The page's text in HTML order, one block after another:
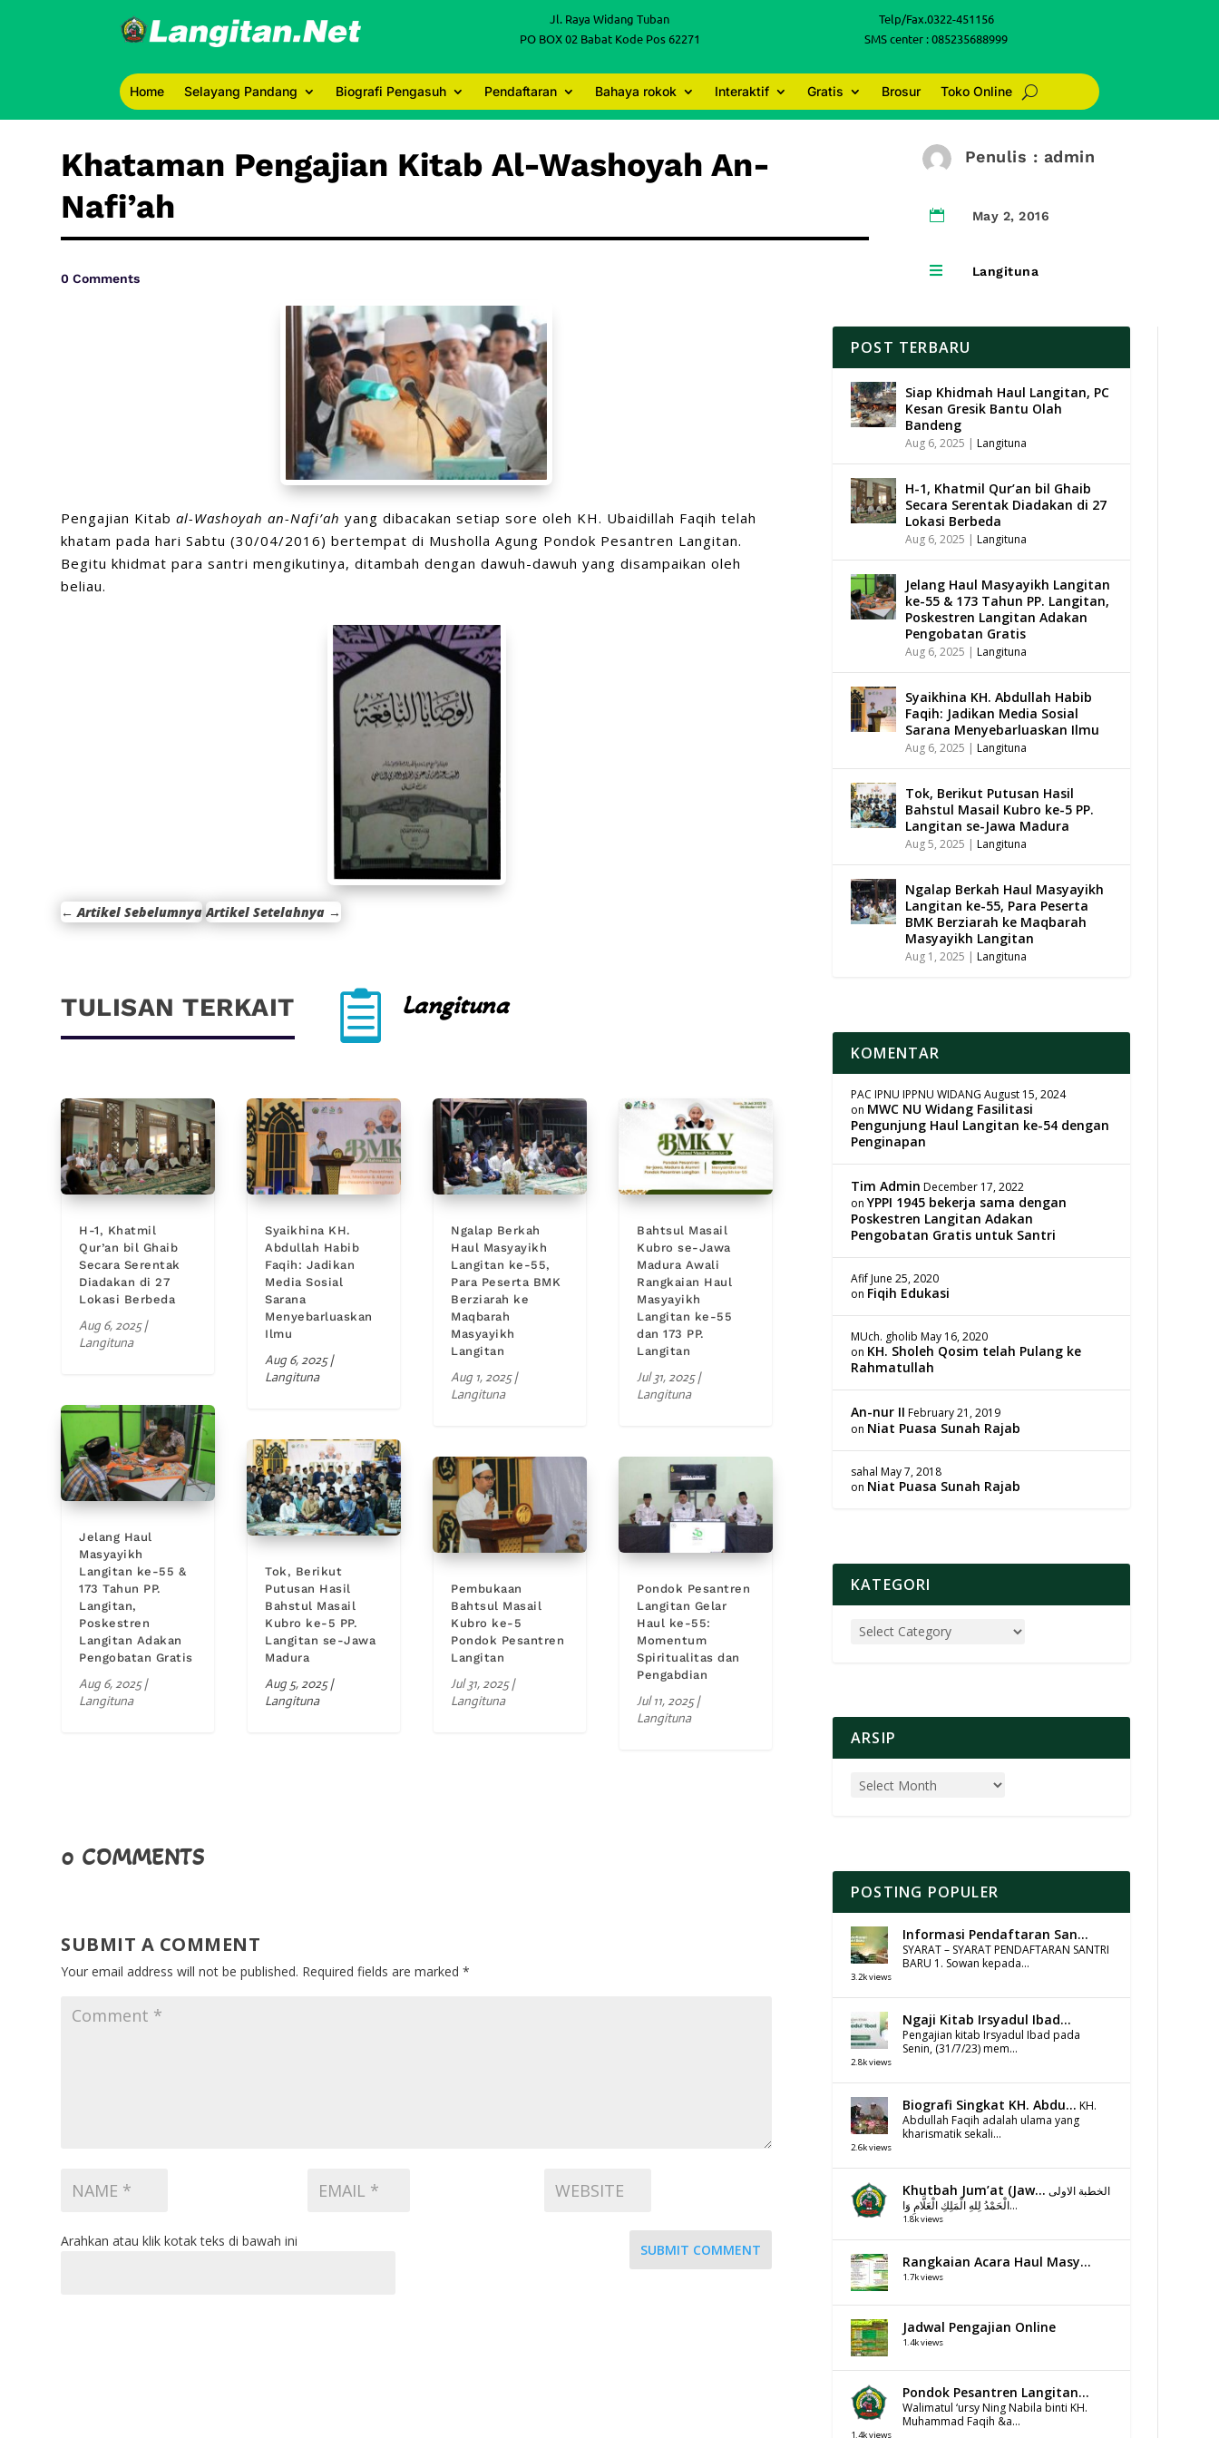
Jl. Raya Widang Tuban
PO BOX 02 Babat Kode Pos 62271
Telp/Fax.0322-451156
SMS center : 085235688999
Home Selayang Pandang Biografi Pengasuh Pendaftaran Bahaya rokok Interaktif Gratis Brosur Toko Online
Khataman Pengajian Kitab Al-Washoyah An-
Nafi’ah
0 Comments
Penulis : admin
 May 2, 2016
 Langituna
Pengajian Kitabal-Washoyah an-Nafi’ah yang dibacakan setiap sore oleh KH. Ubaidillah Faqih telah
khatam pada hari Sabtu (30/04/2016) bertempat di Musholla Agung Pondok Pesantren Langitan.
Begitu khidmat para santri mengikutinya, ditambah dengan dawuh-dawuh yang disampaikan oleh
beliau.
←Artikel Sebelumnya Artikel Setelahnya →
TULISAN TERKAIT  Langituna
H-1, Khatmil
Qur’an bil Ghaib
Secara Serentak
Diadakan di 27
Lokasi Berbeda
Aug 6, 2025|
Langituna
Jelang Haul
Masyayikh
Langitan ke-55 &
173 Tahun PP.
Langitan,
Poskestren
Langitan Adakan
Pengobatan Gratis
Aug 6, 2025|
Langituna
Syaikhina KH.
Abdullah Habib
Faqih: Jadikan
Media Sosial
Sarana
Menyebarluaskan
Ilmu
Aug 6, 2025|
Langituna
Tok, Berikut
Putusan Hasil
Bahstul Masail
Kubro ke-5 PP.
Langitan se-Jawa
Madura
Aug 5, 2025|
Langituna
Ngalap Berkah
Haul Masyayikh
Langitan ke-55,
Para Peserta BMK
Berziarah ke
Maqbarah
Masyayikh
Langitan
Aug 1, 2025|
Langituna
Pembukaan
Bahtsul Masail
Kubro ke-5
Pondok Pesantren
Langitan
Jul 31, 2025|
Langituna
Bahtsul Masail
Kubro se-Jawa
Madura Awali
Rangkaian Haul
Masyayikh
Langitan ke-55
dan 173 PP.
Langitan
Jul 31, 2025|
Langituna
Pondok Pesantren
Langitan Gelar
Haul ke-55:
Momentum
Spiritualitas dan
Pengabdian
Jul 11, 2025|
Langituna
0 COMMENTS
SUBMIT A COMMENT
Your email address will not be published. Required fields are marked*
SUBMIT COMMENT
Arahkan atau klik kotak teks di bawah ini
POST TERBARU
Siap Khidmah Haul Langitan, PC
Kesan Gresik Bantu Olah
Bandeng
Aug 6, 2025 | Langituna
H-1, Khatmil Qur’an bil Ghaib
Secara Serentak Diadakan di 27
Lokasi Berbeda
Aug 6, 2025 | Langituna
Jelang Haul Masyayikh Langitan
ke-55 & 173 Tahun PP. Langitan,
Poskestren Langitan Adakan
Pengobatan Gratis
Aug 6, 2025 | Langituna
Syaikhina KH. Abdullah Habib
Faqih: Jadikan Media Sosial
Sarana Menyebarluaskan Ilmu
Aug 6, 2025 | Langituna
Tok, Berikut Putusan Hasil
Bahstul Masail Kubro ke-5 PP.
Langitan se-Jawa Madura
Aug 5, 2025 | Langituna
Ngalap Berkah Haul Masyayikh
Langitan ke-55, Para Peserta
BMK Berziarah ke Maqbarah
Masyayikh Langitan
Aug 1, 2025 | Langituna
KOMENTAR
PAC IPNU IPPNU WIDANG August 15, 2024
on MWC NU Widang Fasilitasi
Pengunjung Haul Langitan ke-54 dengan
Penginapan
Tim Admin December 17, 2022
onYPPI 1945 bekerja sama dengan
Poskestren Langitan Adakan
Pengobatan Gratis untuk Santri
AfifJune 25, 2020
on Fiqih Edukasi
MUch. gholib May 16, 2020
on KH. Sholeh Qosim telah Pulang ke
Rahmatullah
An-nur II February 21, 2019
on Niat Puasa Sunah Rajab
sahal May 7, 2018
on Niat Puasa Sunah Rajab
KATEGORI
ARSIP
POSTING POPULER
Informasi Pendaftaran San...
SYARAT – SYARAT PENDAFTARAN SANTRI
BARU 1. Sowan kepada...
3.2k views
Ngaji Kitab Irsyadul Ibad...
Pengajian kitab Irsyadul Ibad pada
Senin, (31/7/23) mem...
2.8k views
Biografi Singkat KH. Abdu... KH.
Abdullah Faqih adalah ulama yang
kharismatik sekali...
2.6k views
Khutbah Jum’at (Jaw... الخطبة الاولى
الْحَمْدُ لِلهِ الْمَلِكِ الْعَلَّامِ وَا...
1.8k views
Rangkaian Acara Haul Masy...
1.7k views
Jadwal Pengajian Online
1.4k views
Pondok Pesantren Langitan...
Walimatul ‘ursy Ning Nabila binti KH.
Muhammad Faqih &a...
1.4k views